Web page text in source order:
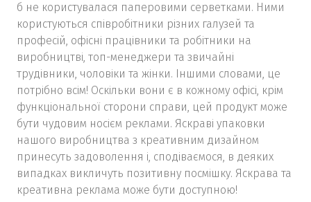
б не користувалася паперовими серветками. Ними
користуються співробітники різних галузей та
професій, офісні працівники та робітники на
виробництві, топ-менеджери та звичайні
трудівники, чоловіки та жінки. Іншими словами, це
потрібно всім! Оскільки вони є в кожному офісі, крім
функціональної сторони справи, цей продукт може
бути чудовим носієм реклами. Яскраві упаковки
нашого виробництва з креативним дизайном
принесуть задоволення і, сподіваємося, в деяких
випадках викличуть позитивну посмішку. Яскрава та
креативна реклама може бути доступною!